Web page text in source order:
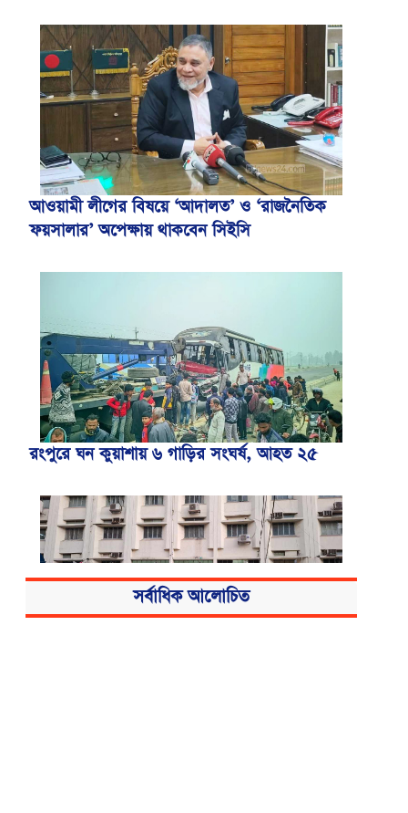
আওয়ামী লীগের বিষয়ে ‘আদালত’ ও ‘রাজনৈতিক
ফয়সালার’ অপেক্ষায় থাকবেন সিইসি
রংপুরে ঘন কুয়াশায় ৬ গাড়ির সংঘর্ষ, আহত ২৫
সর্বাধিক আলোচিত